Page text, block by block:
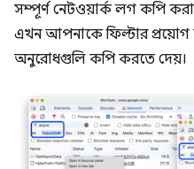
সম্পূর্ণ নেটওয়ার্ক লগ কপি
এখন আপনাকে ফিল্টার প্রয়োগ
অনুরোধগুলি কপি করতে দেয়।